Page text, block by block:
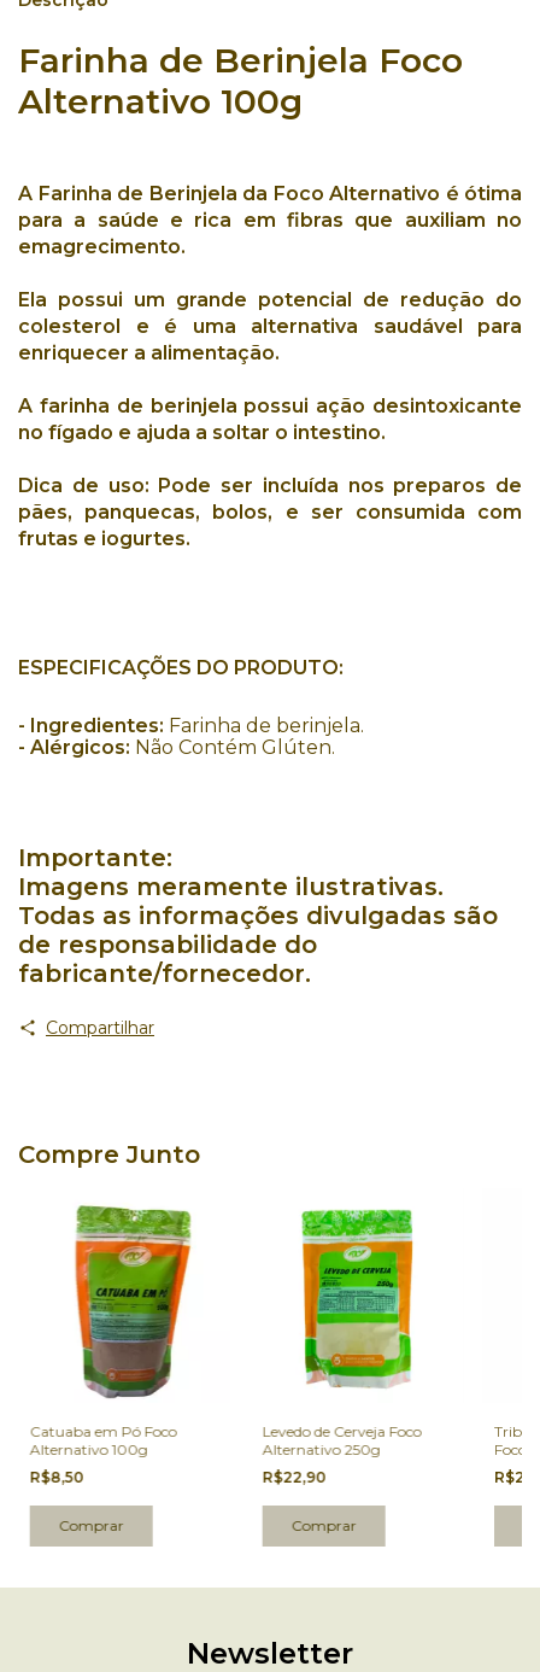
Farinha de Berinjela Foco
Alternativo 100g
A Farinha de Berinjela da Foco Alternativo é ótima
para a saúde e rica emfibras que auxiliam no
emagrecimento.
Ela possui um grande potencial de redução do
colesterol e é uma alternativa saudável para
enriquecer a alimentação.
A farinha de berinjela possui ação desintoxicante
no fígado e ajuda a soltar o intestino.
Dica de uso: Pode ser incluída nos preparos de
pães, panquecas, bolos, e ser consumida com
frutas e iogurtes.
ESPECIFICAÇÕES DO PRODUTO:
- Ingredientes: Farinha de berinjela.
- Alérgicos: Não Contém Glúten.
Importante:
Imagens meramente ilustrativas.
Todas as informações divulgadas são
de responsabilidade do
fabricante/fornecedor.
Compartilhar
Compre Junto
Catuaba em Pó Foco
Alternativo 100g
R$8,50
Levedo de Cerveja Foco
Alternativo 250g
R$22,90
Foco
Newsletter